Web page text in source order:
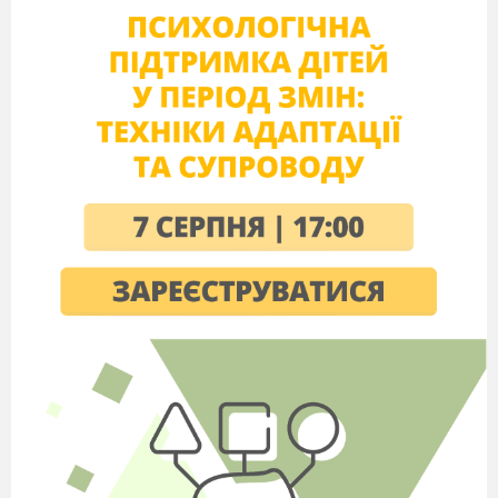
творів мистецтва; почуття прекрасного; любов
до образотворчого мистецтва .
Обладнання: ілюстрації картин відомих
художників – живописців, поетапність
зображення кошика з квітами, роздатковий
матеріал, простий олівець, гумка, кольорові
Тип уроку:комбінований
Клас:4
План уроку
1.Організація класу до уроку.
1.1.Привітання з учнями.
1.2. Перевірка готовності учнів до уроку.
1.3. Створення сприятливого психологічного
комфорту в класі
2.Актуалізація опорних знань.
2.1.Вступна бесіда